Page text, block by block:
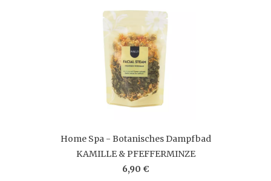
Home Spa - Botanisches Dampfbad
KAMILLE & PFEFFERMINZE
6,90 €